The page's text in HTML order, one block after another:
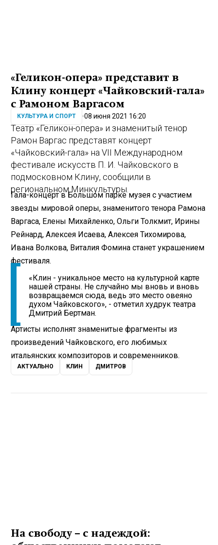
«Геликон-опера» представит в
Клину концерт «Чайковский-гала»
с Рамоном Варгаcом
КУЛЬТУРА И СПОРТ 08 июня 2021 16:20
Театр «Геликон-опера» и знаменитый тенор
Рамон Варгаc представят концерт
«Чайковский-гала» на VII Международном
фестивале искусств П. И. Чайковского в
подмосковном Клину, сообщили в
региональном Минкультуры.
Гала-концерт в Большом парке музея с участием
звезды мировой оперы, знаменитого тенора Рамона
Варгаcа, Елены Михайленко, Ольги Толкмит, Ирины
Рейнард, Алексея Исаева, Алексея Тихомирова,
Ивана Волкова, Виталия Фомина станет украшением
фестиваля.
«Клин - уникальное место на культурной карте
нашей страны. Не случайно мы вновь и вновь
возвращаемся сюда, ведь это место овеяно
духом Чайковского», - отметил худрук театра
Дмитрий Бертман.
Артисты исполнят знаменитые фрагменты из
произведений Чайковского, его любимых
итальянских композиторов и современников.
АКТУАЛЬНО КЛИН ДМИТРОВ
На свободу – с надеждой: